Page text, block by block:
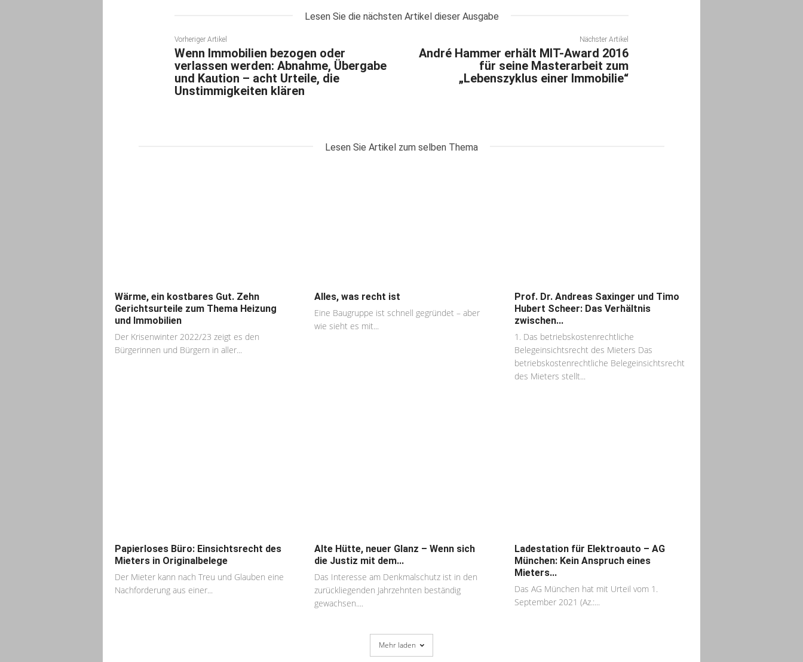
Lesen Sie die nächsten Artikel dieser Ausgabe
Vorheriger Artikel
Wenn Immobilien bezogen oder
verlassen werden: Abnahme, Übergabe
und Kaution – acht Urteile, die
Unstimmigkeiten klären
Nächster Artikel
André Hammer erhält MIT-Award 2016
für seine Masterarbeit zum
„Lebenszyklus einer Immobilie“
Lesen Sie Artikel zum selben Thema
Wärme, ein kostbares Gut. Zehn
Gerichtsurteile zum Thema Heizung
und Immobilien
Der Krisenwinter 2022/23 zeigt es den
Bürgerinnen und Bürgern in aller...
Alles, was recht ist
Eine Baugruppe ist schnell gegründet – aber
wie sieht es mit...
Prof. Dr. Andreas Saxinger und Timo
Hubert Scheer: Das Verhältnis
zwischen...
1. Das betriebskostenrechtliche
Belegeinsichtsrecht des Mieters Das
betriebskostenrechtliche Belegeinsichtsrecht
des Mieters stellt...
Papierloses Büro: Einsichtsrecht des
Mieters in Originalbelege
Der Mieter kann nach Treu und Glauben eine
Nachforderung aus einer...
Alte Hütte, neuer Glanz – Wenn sich
die Justiz mit dem...
Das Interesse am Denkmalschutz ist in den
zurückliegenden Jahrzehnten beständig
gewachsen....
Ladestation für Elektroauto – AG
München: Kein Anspruch eines
Mieters...
Das AG München hat mit Urteil vom 1.
September 2021 (Az.:...
Mehr laden